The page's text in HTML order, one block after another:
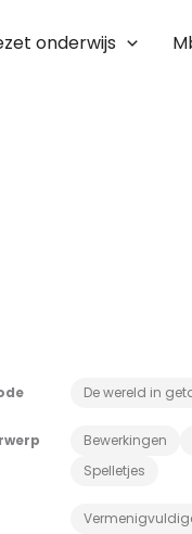
onderwijs
De wereld in
Bewerkingen
Spelletjes